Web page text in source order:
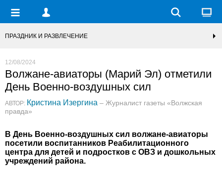
ПРАЗДНИК И РАЗВЛЕЧЕНИЕ
12/08/2024
Волжане-авиаторы (Марий Эл) отметили
День Военно-воздушных сил
АВТОР: Кристина Изергина – Журналист газеты «Волжская
правда»
В День Военно-воздушных сил волжане-авиаторы
посетили воспитанников Реабилитационного
центра для детей и подростков с ОВЗ и дошкольных
учреждений района.